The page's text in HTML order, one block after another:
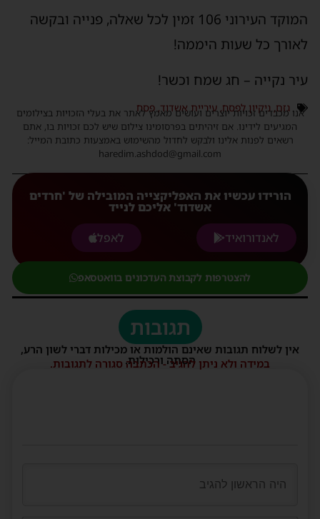
המוקד העירוני 106 זמין לכל שאלה, פנייה ובקשה
לאורך כל שעות היממה!
עיר נקייה – חג שמח וכשר!
גזם,ניקיון לפסח, עיריית אשדוד,פסח
אנו מכבדים זכויות יוצרים ועושים מאמץ לאתר את בעלי הזכויות בצילומים
המגיעים לידינו. אם זיהיתים בפרסומינו צילום שיש לכם זכויות בו, אתם
רשאים לפנות אלינו ולבקש לחדול מהשימוש באמצעות כתובת המייל:
haredim.ashdod@gmail.com
הורידו עכשיו את האפליקצייה המובילה של 'חרדים
אשדוד' אליכם לנייד
לאנדורואיד
לאפל
להצטרפות לקבוצת העדכונים בוואטסאפ
תגובות
אין לשלוח תגובות שאינם הולמות או מכילות דברי לשון הרע,
הסתה ורכילות.
במידה ולא ניתן להגיב - הכתבה סגורה לתגובות.